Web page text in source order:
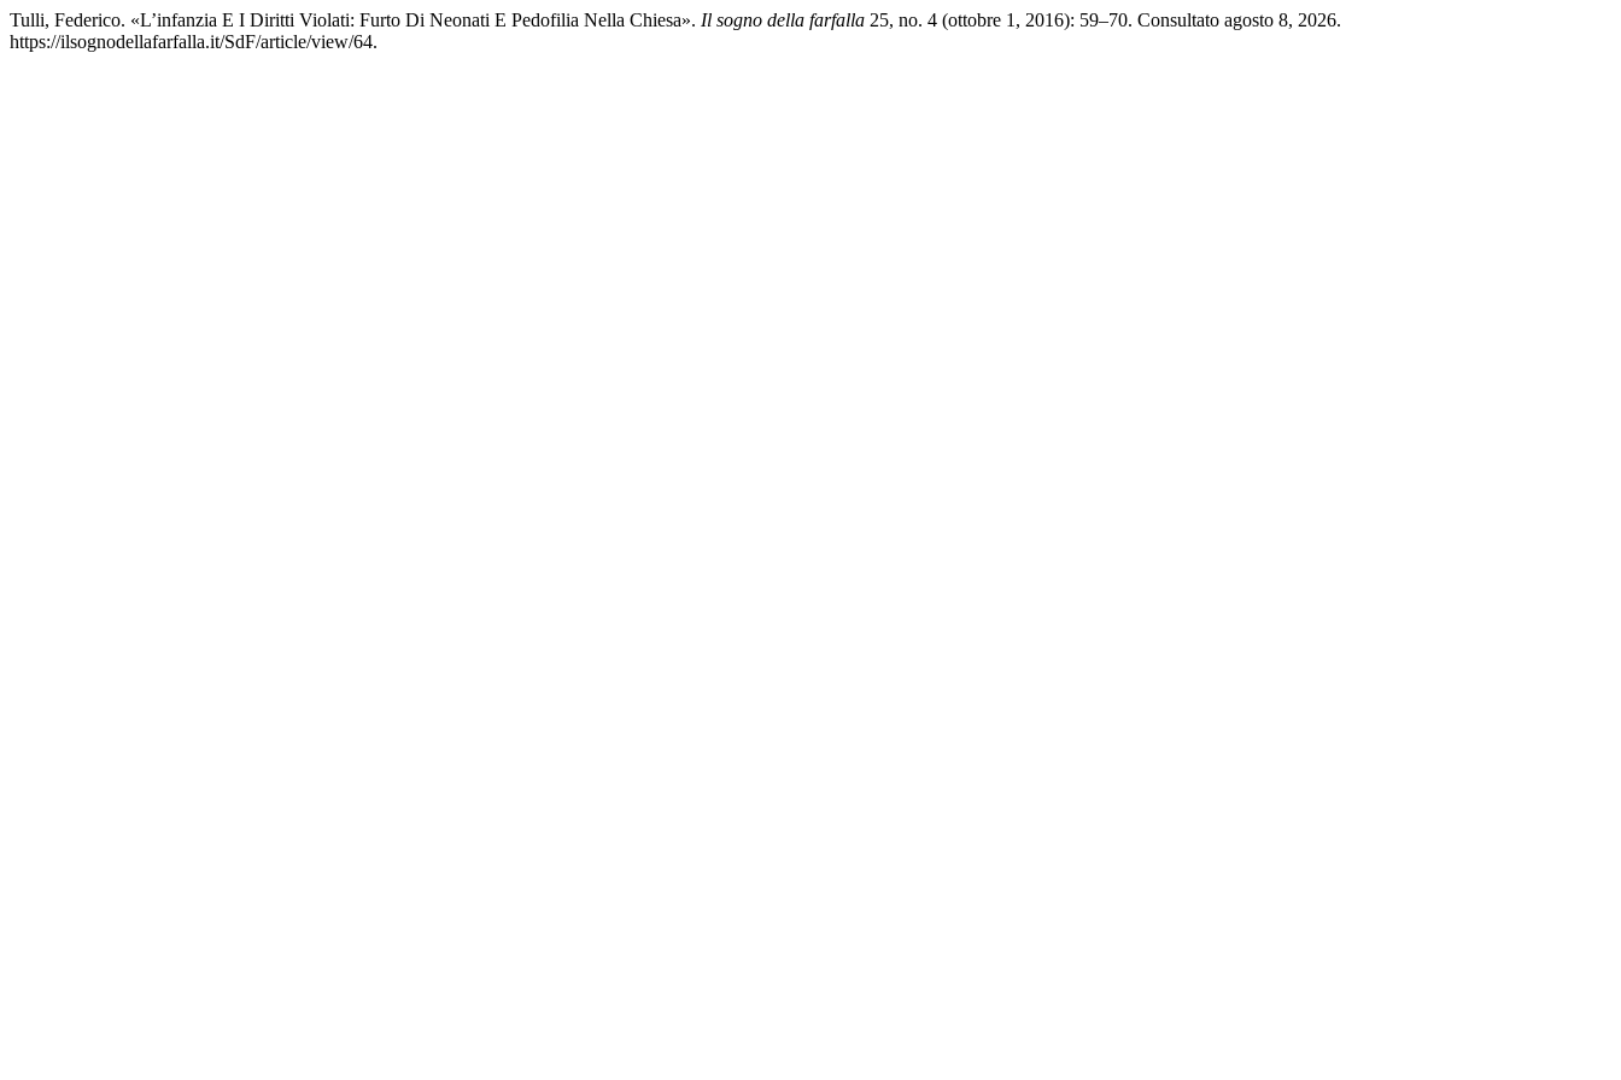
Tulli, Federico. «L’infanzia E I Diritti Violati: Furto Di Neonati E Pedofilia Nella Chiesa». Il sogno della farfalla 25, no. 4 (ottobre 1, 2016): 59–70. Consultato agosto 8, 2026.
https://ilsognodellafarfalla.it/SdF/article/view/64.